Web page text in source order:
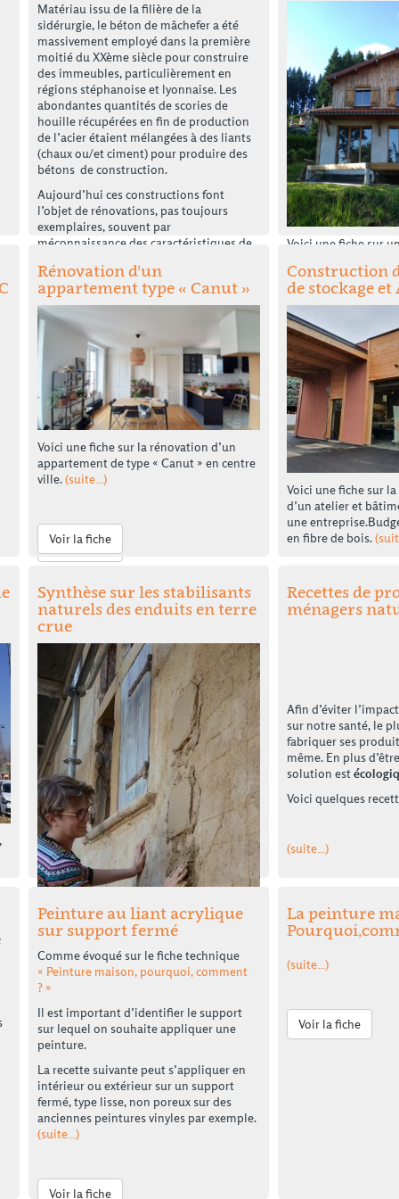
Matériau issu de la filière de la
sidérurgie, le béton de mâchefer a été
massivement employé dans la première
moitié du XXème siècle pour construire
des immeubles, particulièrement en
régions stéphanoise et lyonnaise. Les
abondantes quantités de scories de
houille récupérées en fin de production
de l’acier étaient mélangées à des liants
(chaux ou/et ciment) pour produire des
bétons de construction.
Aujourd’hui ces constructions font
l’objet de rénovations, pas toujours
exemplaires, souvent par
méconnaissance des caractéristiques de
Pourtant, le mâchefer présente de
nombreux atouts techniques, bonne
capacité d’isolation, perméabilité à la
vapeur d’eau, résistance à la
compression,…
Ce dossier vous propose un état des lieux
de ce type constructif et vous suggère
quelques bonnes pratiques nécessaires à
sa préservation.
Merci à Etienne RIEUX pour la réalisation
de ce dossier de synthèse
Télécharger le dossier
Voir la fiche
Voici une fiche sur
d’une maison en
paille et extension
projet avec de
chantier
Voir la fiche
Rénovation d’un
appartement type « Canut »
Voici une fiche sur la rénovation d’un
appartement de type « Canut » en centre
ville.(suite…)
Voir la fiche
Construction
de stockage
Voici une fiche sur
d’un atelier et
une
en fibre de bois.
Voir la fiche
Synthèse sur les stabilisants
naturels des enduits en terre
crue
Selon les techniques constructives que
l’on utilise, il existe plusieurs façons de
stabiliser la terre :
La stabilisation mécanique : Par la
compression de la terre, sa densité
augmente, ce qui entraîne une amélioration
de sa résistance mécanique à la
compression, diminue sa porosité et donc sa
perméabilité à l’eau et sa capillarité.
contrôler la granulométrie de la terre
utilisée dans un but d’obtenir la texture
Recettes de
ménagers
Afin d’éviter
sur notre santé, le
fabriquer ses
même. En plus d’être
solution est
Voici quelques
(suite…)
Voir la fiche
Peinture au liant acrylique
sur support fermé
Comme évoqué sur le fiche technique
« Peinture maison, pourquoi, comment
? »
Il est important d’identifier le support
sur lequel on souhaite appliquer une
peinture.
La recette suivante peut s’appliquer en
intérieur ou extérieur sur un support
fermé, type lisse, non poreux sur des
anciennes peintures vinyles par exemple.
(suite…)
Voir la fiche
La peinture
(suite…)
Voir la fiche